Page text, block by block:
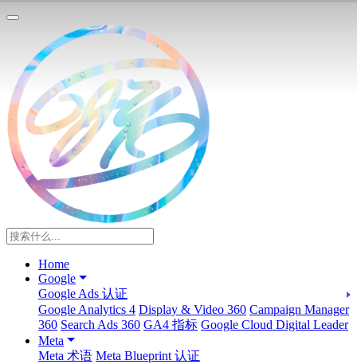
Home
Google
Google Ads 认证
Google Analytics 4 Display & Video 360 Campaign Manager
360 Search Ads 360 GA4 指标 Google Cloud Digital Leader
Meta
Meta 术语 Meta Blueprint 认证